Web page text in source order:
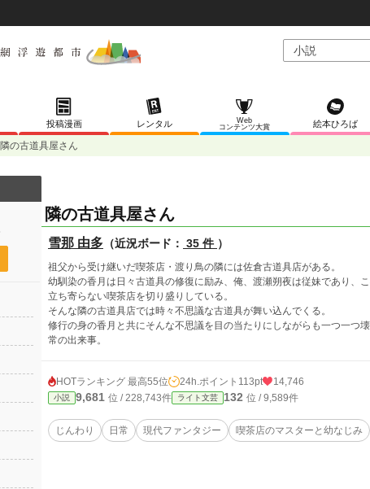
投稿漫画 レンタル
Web
コンテンツ大賞
絵本ひろば
隣の古道具屋さん
隣の古道具屋さん
雪那 由多 （近況ボード： 35 件 ）
祖父から受け継いだ喫茶店・渡り鳥の隣には佐倉古道具店がある。
幼馴染の香月は日々古道具の修復に励み、俺、渡瀬朔夜は従妹であり、
立ち寄らない喫茶店を切り盛りしている。
そんな隣の古道具店では時々不思議な古道具が舞い込んでくる。
修行の身の香月と共にそんな不思議を目の当たりにしながらも一つ一つ
常の出来事。
HOTランキング 最高55位 24h.ポイント 113pt 14,746
小説 9,681 位 / 228,743件 ライト文芸 132 位 / 9,589件
じんわり 日常 現代ファンタジー 喫茶店のマスターと幼なじみ